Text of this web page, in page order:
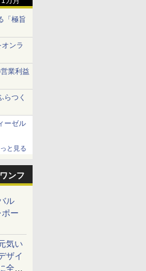
「極旨
ンラ
業利益
らつく
ーゼル
と見る
ンフ
ル
ー
気い
ザイ
全く